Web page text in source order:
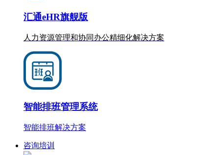
汇通eHR旗舰版
人力资源管理和协同办公精细化解决方案
智能排班管理系统
智能排班解决方案
咨询培训